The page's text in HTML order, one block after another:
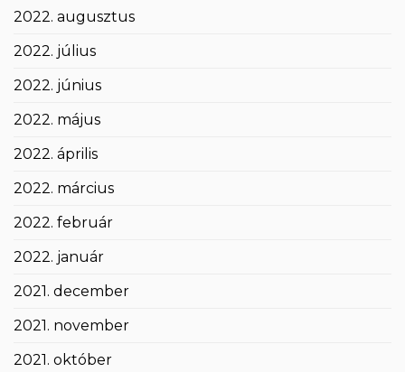
2022. augusztus
2022. július
2022. június
2022. május
2022. április
2022. március
2022. február
2022. január
2021. december
2021. november
2021. október